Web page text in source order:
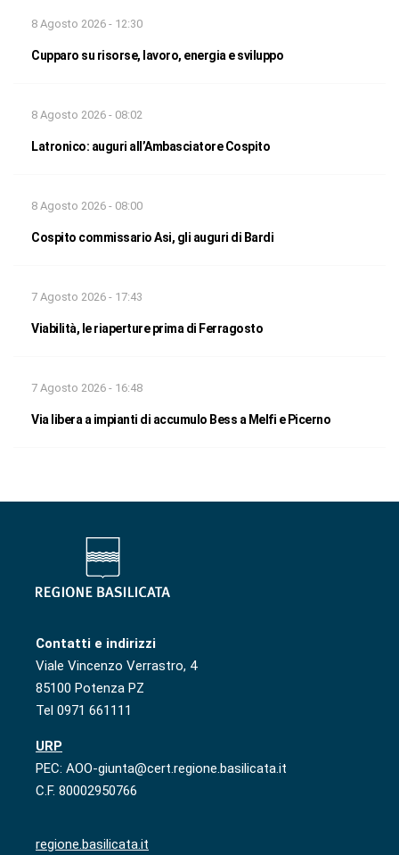
8 Agosto 2026 - 12:30
Cupparo su risorse, lavoro, energia e sviluppo
8 Agosto 2026 - 08:02
Latronico: auguri all’Ambasciatore Cospito
8 Agosto 2026 - 08:00
Cospito commissario Asi, gli auguri di Bardi
7 Agosto 2026 - 17:43
Viabilità, le riaperture prima di Ferragosto
7 Agosto 2026 - 16:48
Via libera a impianti di accumulo Bess a Melfi e Picerno
Contatti e indirizzi
Viale Vincenzo Verrastro, 4
85100 Potenza PZ
Tel 0971 661111
URP
PEC: AOO-giunta@cert.regione.basilicata.it
C.F. 80002950766
regione.basilicata.it